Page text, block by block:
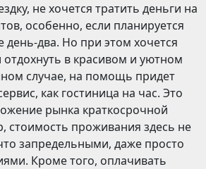
не хочется тратить деньги на
особенно, если планируется
день-два. Но при этом хочется
в красивом и уютном
случае, на помощь придет
как гостиница на час. Это
рынка краткосрочной
стоимость проживания здесь не
запредельными, даже просто
Кроме того, оплачивать